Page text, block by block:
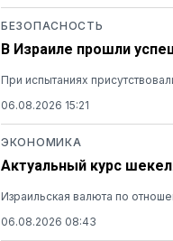
БЕЗОПАСНОСТЬ
В Израиле прошли
При испытаниях
06.08.2026 15:21
ЭКОНОМИКА
Актуальный курс
Израильская валюта по
06.08.2026 08:43